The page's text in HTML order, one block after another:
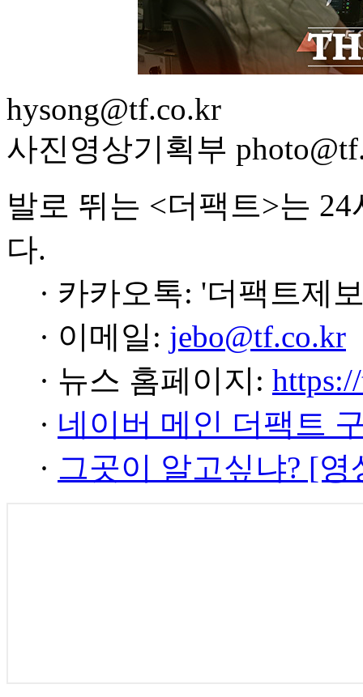
hysong@tf.co.kr
사진영상기획부
발로 뛰는 <더팩트>는
다.
· 카카오톡: '더팩트제
· 이메일: jebo@tf.co.kr
· 뉴스 홈페이지:
· 네이버 메인 더팩트
· 그곳이 알고싶냐? [